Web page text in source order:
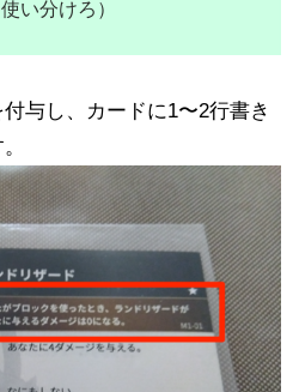
い分けろ）
与し、カードに1〜2行書き